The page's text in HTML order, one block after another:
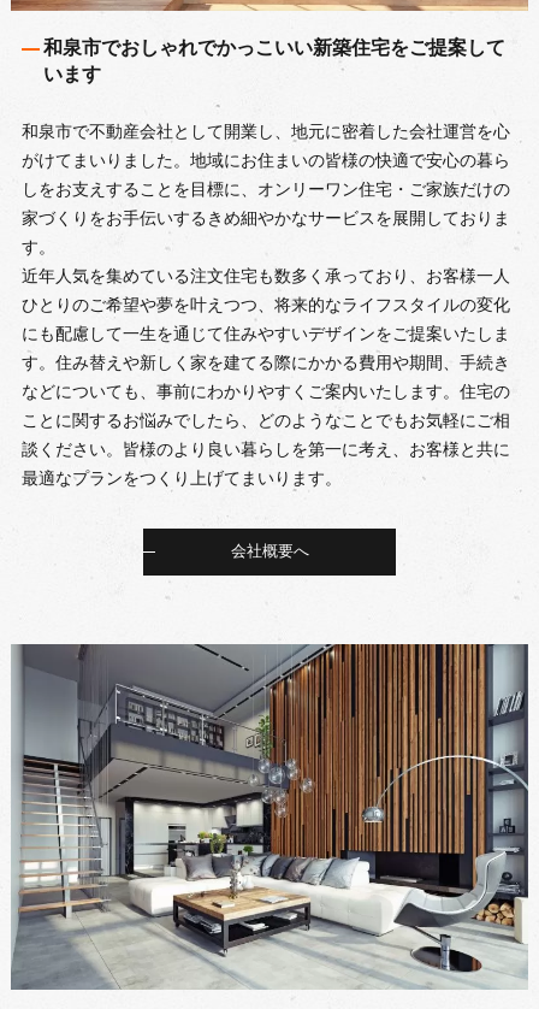
和泉市でおしゃれでかっこいい新築住宅をご提案して
います
和泉市で不動産会社として開業し、地元に密着した会社運営を心
がけてまいりました。地域にお住まいの皆様の快適で安心の暮ら
しをお支えすることを目標に、オンリーワン住宅・ご家族だけの
家づくりをお手伝いするきめ細やかなサービスを展開しておりま
す。
近年人気を集めている注文住宅も数多く承っており、お客様一人
ひとりのご希望や夢を叶えつつ、将来的なライフスタイルの変化
にも配慮して一生を通じて住みやすいデザインをご提案いたしま
す。住み替えや新しく家を建てる際にかかる費用や期間、手続き
などについても、事前にわかりやすくご案内いたします。住宅の
ことに関するお悩みでしたら、どのようなことでもお気軽にご相
談ください。皆様のより良い暮らしを第一に考え、お客様と共に
最適なプランをつくり上げてまいります。
会社概要へ